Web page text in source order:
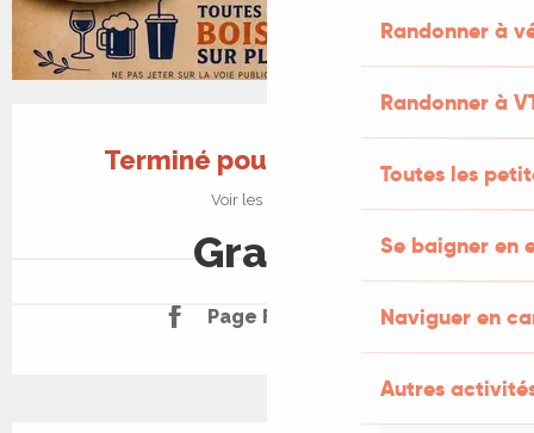
Randonner à
Randonner à
Toutes les
Se baigner en
Naviguer en
Autres
Ouverture et coordonnées
Terminé pour aujourd'hui
Voir les horaires
Gratuit
Page Facebook